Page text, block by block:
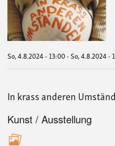
So, 4.8.2024 - 13:00-So, 4.8.2024 -
In krass anderen
Kunst / Ausstellung